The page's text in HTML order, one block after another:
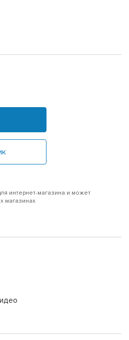
интернет-магазина и может
магазинах